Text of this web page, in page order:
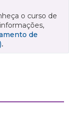
o curso de
de
.